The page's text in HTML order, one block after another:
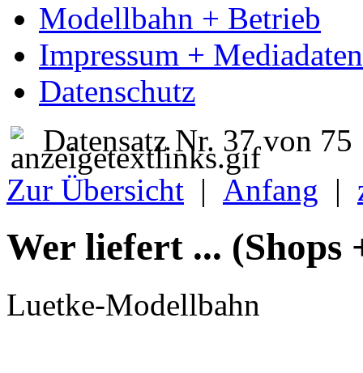
Modellbahn + Betrieb
Impressum + Mediadaten
Datenschutz
Datensatz Nr. 37 von 75
Zur Übersicht | Anfang |
Wer liefert ... (Shops
Luetke-Modellbahn